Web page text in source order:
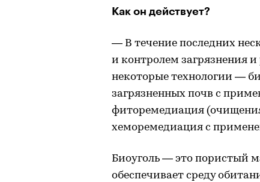
Как он действует?
— В течение последних
и контролем загрязнения
некоторые технологии —
загрязненных почв с
фиторемедиация
хеморемедиация с
Биоуголь — это пористый
обеспечивает среду